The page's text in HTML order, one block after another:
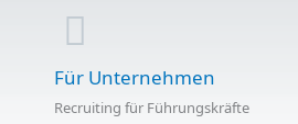
Für Unternehmen
Recruiting für Führungskräfte